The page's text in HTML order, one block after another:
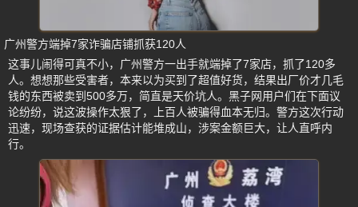
广州警方端掉7家诈骗店铺抓获120人
这事儿闹得可真不小，广州警方一出手就端掉了7家店，抓了120多
人。想想那些受害者，本来以为买到了超值好货，结果出厂价才几毛
钱的东西被卖到500多万，简直是天价坑人。黑子网用户们在下面议
论纷纷，说这波操作太狠了，上百人被骗得血本无归。警方这次行动
迅速，现场查获的证据估计能堆成山，涉案金额巨大，让人直呼内
行。